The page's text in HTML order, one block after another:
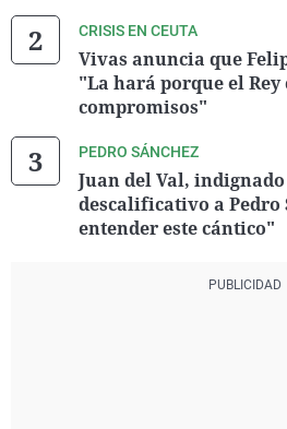
CRISIS EN CEUTA
Vivas anuncia que
"La hará porque el Rey
compromisos"
PEDRO SÁNCHEZ
Juan del Val,
descalificativo a Pedro
entender este cántico"